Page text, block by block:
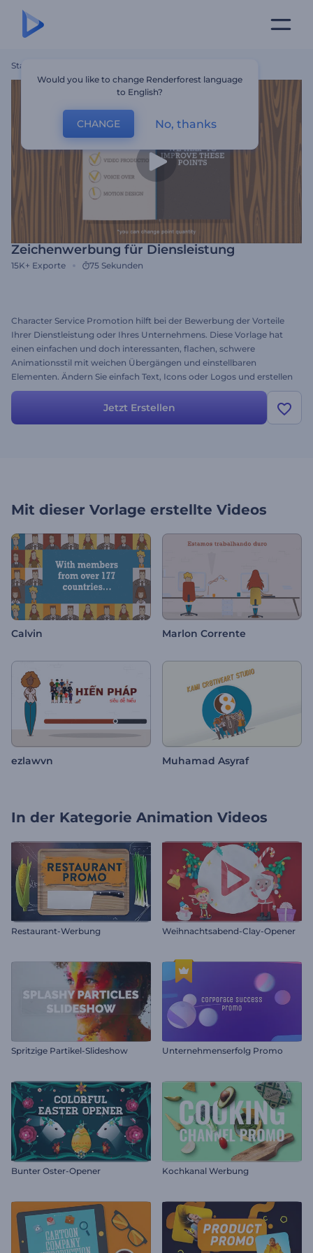
Startseite
Zeichenwerbung für Diensleistung
15K+ Exporte 75 Sekunden
Character Service Promotion hilft bei der Bewerbung der Vorteile
Ihrer Dienstleistung oder Ihres Unternehmens. Diese Vorlage hat
einen einfachen und doch interessanten, flachen, schwere
Animationsstil mit weichen Übergängen und einstellbaren
Elementen. Ändern Sie einfach Text, Icons oder Logos und erstellen
Sie ein personalisiertes Videoprojekt, das in Minuten gerendert wird.
Testen Sie die Vorlage noch heute und erstellen Sie ein Tutorial-
Video, eine Vorstellung Ihrer Mitarbeiter oder einen Firmen-
Jetzt Erstellen
Mit dieser Vorlage erstellte Videos
Calvin Marlon Corrente
ezlawvn Muhamad Asyraf
In der Kategorie Animation Videos
Restaurant-Werbung Weihnachtsabend-Clay-Opener
Spritzige Partikel-Slideshow Unternehmenserfolg Promo
Bunter Oster-Opener Kochkanal Werbung
Would you like to change Renderforest language
to English?
CHANGE No, thanks